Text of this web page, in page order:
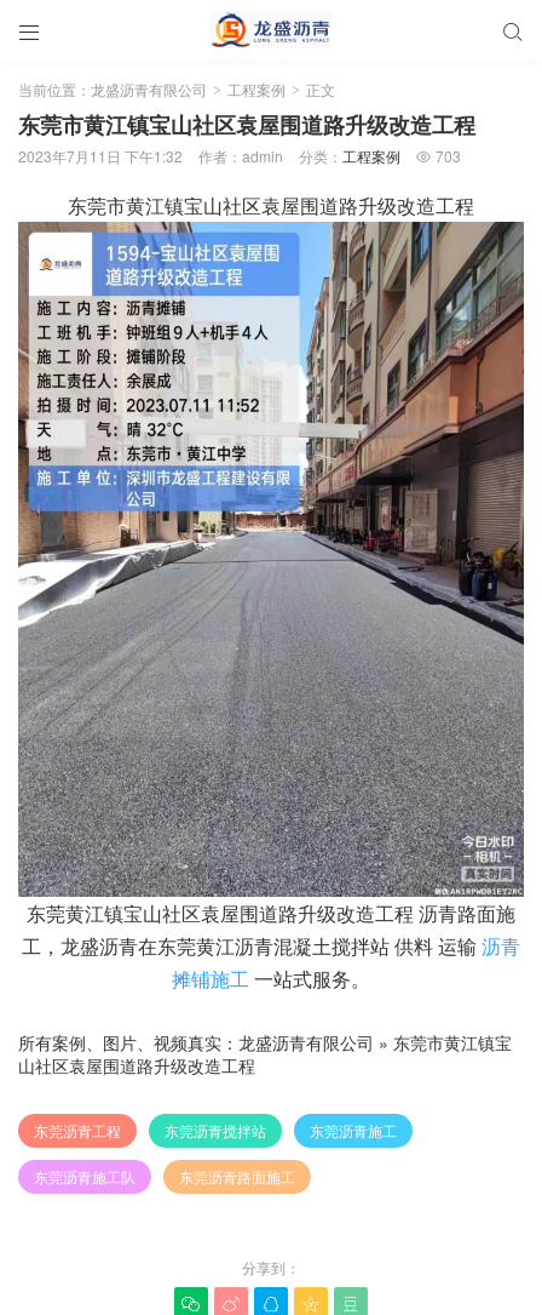
 
当前位置： 龙盛沥青有限公司 > 工程案例 > 正文
东莞市黄江镇宝山社区袁屋围道路升级改造工程
2023年7月11日 下午1:32 作者：admin 分类： 工程案例  703
东莞市黄江镇宝山社区袁屋围道路升级改造工程
东莞黄江镇宝山社区袁屋围道路升级改造工程 沥青路面施
工，龙盛沥青在东莞黄江沥青混凝土搅拌站 供料 运输 沥青
摊铺施工一站式服务。
所有案例、图片、视频真实： 龙盛沥青有限公司 » 东莞市黄江镇宝
山社区袁屋围道路升级改造工程
东莞沥青工程 东莞沥青搅拌站 东莞沥青施工
东莞沥青施工队 东莞沥青路面施工
分享到：
    